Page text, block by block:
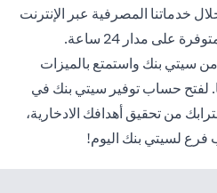
خدماتنا المصرفية عبر الإنترنت
سيتي بنك واستمتع بالميزات
لفتح حساب توفير سيتي بنك في
من تحقيق أهدافك الادخارية،
فرع لسيتي بنك اليوم!